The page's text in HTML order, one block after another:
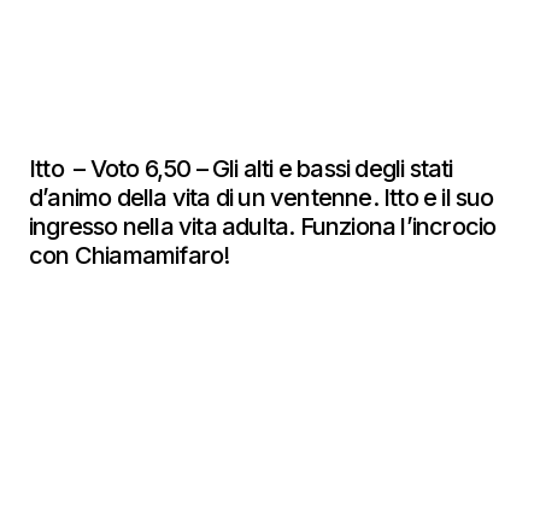
Itto – Voto 6,50 – Gli alti e bassi degli stati
d’animo della vita di un ventenne. Itto e il suo
ingresso nella vita adulta. Funziona l’incrocio
con Chiamamifaro!